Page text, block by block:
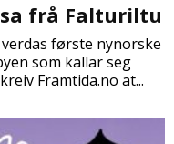
frå Falturiltu
første nynorske
som kallar seg
Framtida.no at...